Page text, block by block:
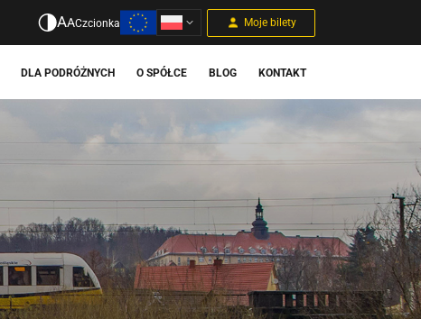
Moje bilety
AACzcionka
DLA PODRÓŻNYCH O SPÓŁCE BLOG KONTAKT